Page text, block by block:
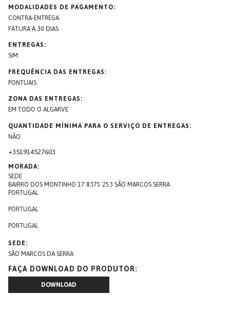
MODALIDADES DE PAGAMENTO
CONTRA-ENTREGA
FATURA A 30 DIAS
ENTREGAS
SIM
FREQUÊNCIA DAS ENTREGAS
PONTUAIS
ZONA DAS ENTREGAS
EM TODO O ALGARVE
QUANTIDADE MÍNIMA PARA O SERVIÇO DE ENTREGAS
NÃO
+351914527603
MORADA
SEDE
BAIRRO DOS MONTINHO 17 8375 253 SÃO MARCOS SERRA
PORTUGAL
PORTUGAL
PORTUGAL
SEDE
SÃO MARCOS DA SERRA
FAÇA DOWNLOAD DO PRODUTOR
DOWNLOAD